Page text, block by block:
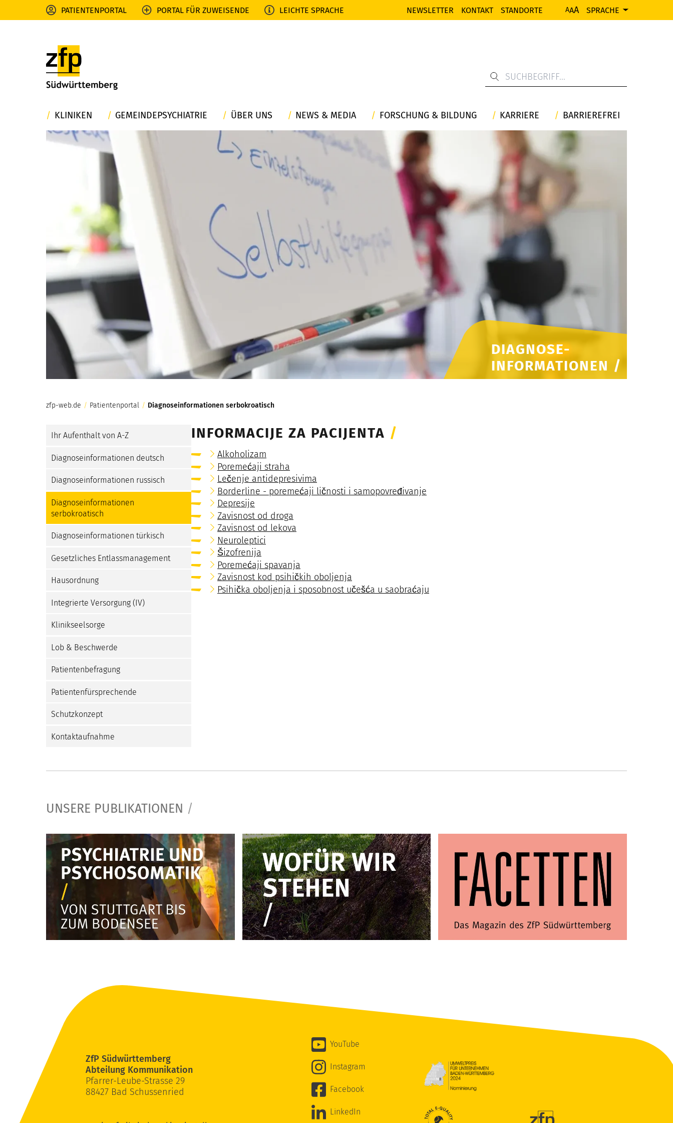
PATIENTENPORTAL PORTAL FÜR ZUWEISENDE LEICHTE SPRACHE NEWSLETTER KONTAKT STANDORTE AAA SPRACHE
KLINIKEN GEMEINDEPSYCHIATRIE ÜBER UNS NEWS & MEDIA FORSCHUNG & BILDUNG KARRIERE BARRIEREFREI
DIAGNOSE-
INFORMATIONEN /
zfp-web.de / Patientenportal / Diagnoseinformationen serbokroatisch
Ihr Aufenthalt von A-Z
Diagnoseinformationen deutsch
Diagnoseinformationen russisch
Diagnoseinformationen
serbokroatisch
Diagnoseinformationen türkisch
Gesetzliches Entlassmanagement
Hausordnung
Integrierte Versorgung (IV)
Klinikseelsorge
Lob & Beschwerde
Patientenbefragung
Patientenfürsprechende
Schutzkonzept
Kontaktaufnahme
INFORMACIJE ZA PACIJENTA /
Alkoholizam
Poremećaji straha
Lečenje antidepresivima
Borderline - poremećaji ličnosti i samopovređivanje
Depresije
Zavisnost od droga
Zavisnost od lekova
Neuroleptici
Šizofrenija
Poremećaji spavanja
Zavisnost kod psihičkih oboljenja
Psihička oboljenja i sposobnost učešća u saobraćaju
UNSERE PUBLIKATIONEN /
ZfP Südwürttemberg
Abteilung Kommunikation
Pfarrer-Leube-Strasse 29
88427 Bad Schussenried
YouTube
Instagram
Facebook
LinkedIn